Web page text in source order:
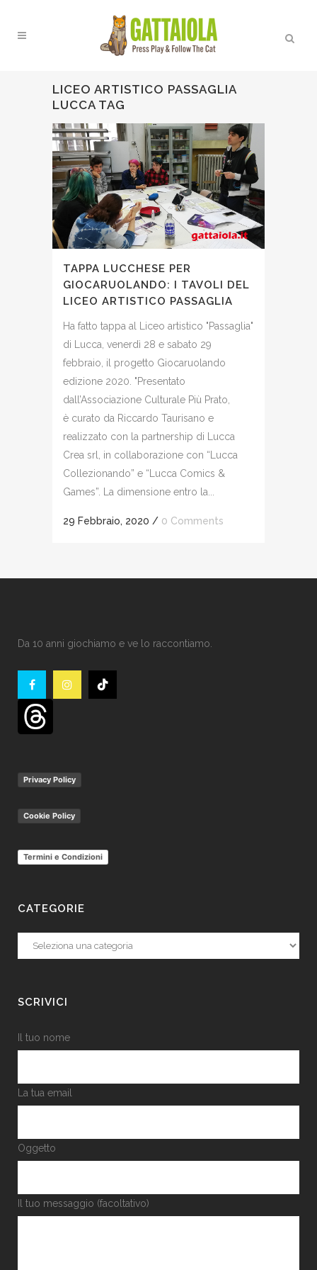
LICEO ARTISTICO PASSAGLIA
LUCCA TAG
TAPPA LUCCHESE PER
GIOCARUOLANDO: I TAVOLI DEL
LICEO ARTISTICO PASSAGLIA
Ha fatto tappa al Liceo artistico "Passaglia"
di Lucca, venerdì 28 e sabato 29
febbraio, il progetto Giocaruolando
edizione 2020. "Presentato
dall’Associazione Culturale Più Prato,
è curato da Riccardo Taurisano e
realizzato con la partnership di Lucca
Crea srl, in collaborazione con “Lucca
Collezionando” e “Lucca Comics &
Games”. La dimensione entro la...
29 Febbraio, 2020 / 0 Comments
Da 10 anni giochiamo e ve lo raccontiamo.
Privacy Policy
Cookie Policy
Termini e Condizioni
CATEGORIE
Categorie
SCRIVICI
Il tuo nome
La tua email
Oggetto
Il tuo messaggio (facoltativo)